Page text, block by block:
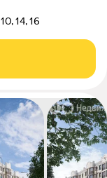
14, 16